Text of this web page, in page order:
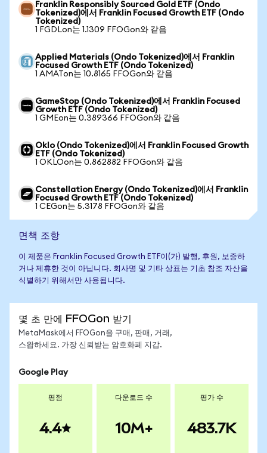
Franklin Responsibly Sourced Gold ETF (Ondo
Tokenized)에서 Franklin Focused Growth ETF (Ondo
Tokenized)
1 FGDLon는 1.1309 FFOGon와 같음
Applied Materials (Ondo Tokenized)에서 Franklin
Focused Growth ETF (Ondo Tokenized)
1 AMATon는 10.8165 FFOGon와 같음
GameStop (Ondo Tokenized)에서 Franklin Focused
Growth ETF (Ondo Tokenized)
1 GMEon는 0.389366 FFOGon와 같음
Oklo (Ondo Tokenized)에서 Franklin Focused Growth
ETF (Ondo Tokenized)
1 OKLOon는 0.862882 FFOGon와 같음
Constellation Energy (Ondo Tokenized)에서 Franklin
Focused Growth ETF (Ondo Tokenized)
1 CEGon는 5.3178 FFOGon와 같음
면책 조항
이 제품은 Franklin Focused Growth ETF이(가) 발행, 후원, 보증하
거나 제휴한 것이 아닙니다. 회사명 및 기타 상표는 기초 참조 자산을
식별하기 위해서만 사용됩니다.
몇 초 만에 FFOGon 받기
MetaMask에서 FFOGon을 구매, 판매, 거래,
스왑하세요. 가장 신뢰받는 암호화폐 지갑.
Google Play
평점
4.4
다운로드 수
10M+
평가 수
483.7K